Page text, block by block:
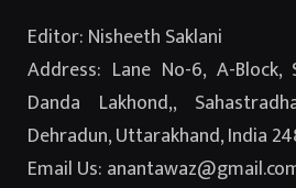
Editor: Nisheeth Saklani
Address: Lane No-6, A-Block,
Danda Lakhond,,
Dehradun, Uttarakhand, India
Email Us: